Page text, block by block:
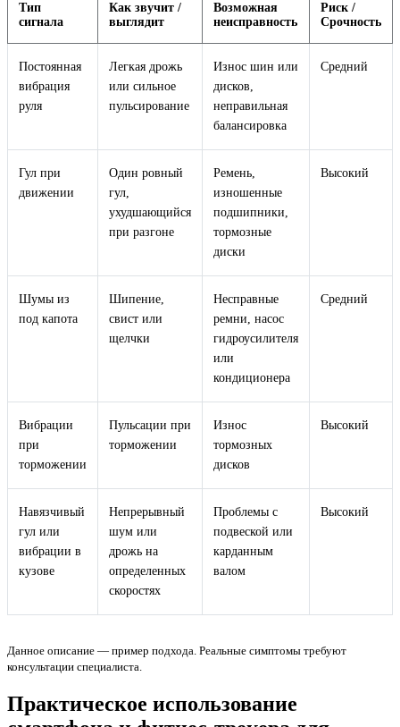
Тип
сигнала
Как звучит /
выглядит
Возможная
неисправность
Риск /
Срочность
Постоянная
вибрация
руля
Легкая дрожь
или сильное
пульсирование
Износ шин или
дисков,
неправильная
балансировка
Средний
Гул при
движении
Один ровный
гул,
ухудшающийся
при разгоне
Ремень,
изношенные
подшипники,
тормозные
диски
Высокий
Шумы из
под капота
Шипение,
свист или
щелчки
Несправные
ремни, насос
гидроусилителя
или
кондиционера
Средний
Вибрации
при
торможении
Пульсации при
торможении
Износ
тормозных
дисков
Высокий
Навязчивый
гул или
вибрации в
кузове
Непрерывный
шум или
дрожь на
определенных
скоростях
Проблемы с
подвеской или
карданным
валом
Высокий
Данное описание — пример подхода. Реальные симптомы требуют
консультации специалиста.
Практическое использование